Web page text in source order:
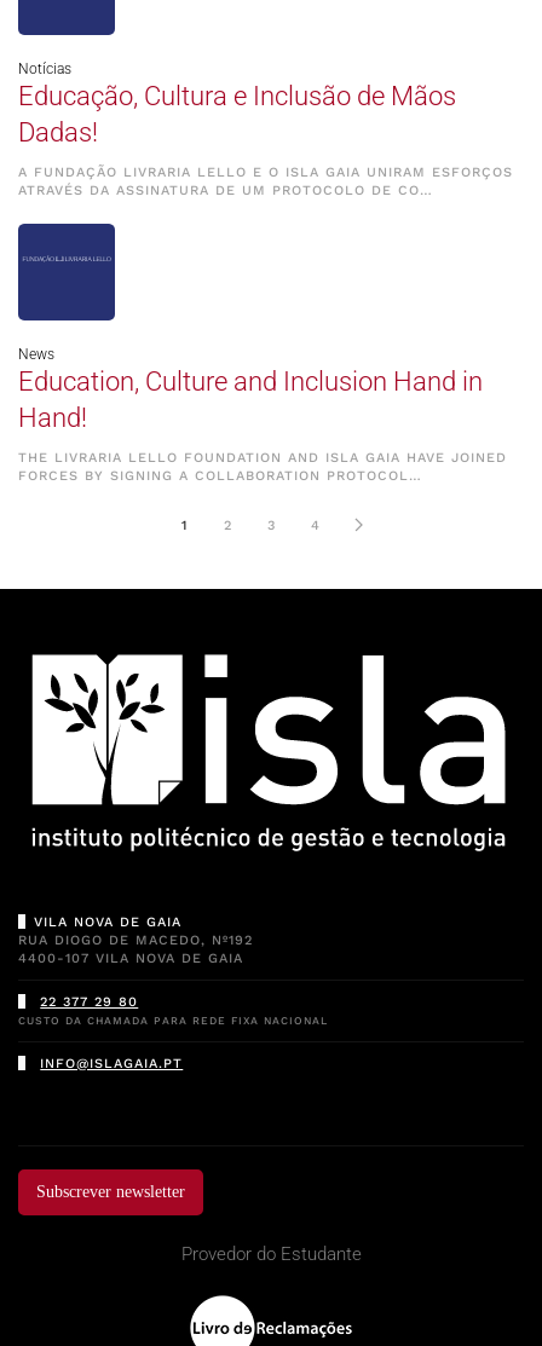
Notícias
Educação, Cultura e Inclusão de Mãos
Dadas!
A FUNDAÇÃO LIVRARIA LELLO E O ISLA GAIA UNIRAM ESFORÇOS
ATRAVÉS DA ASSINATURA DE UM PROTOCOLO DE CO…
News
Education, Culture and Inclusion Hand in
Hand!
THE LIVRARIA LELLO FOUNDATION AND ISLA GAIA HAVE JOINED
FORCES BY SIGNING A COLLABORATION PROTOCOL…
1 2 3 4
VILA NOVA DE GAIA
RUA DIOGO DE MACEDO, Nº192
4400-107 VILA NOVA DE GAIA
22 377 29 80
CUSTO DA CHAMADA PARA REDE FIXA NACIONAL
INFO@ISLAGAIA.PT
Subscrever newsletter
Provedor do Estudante